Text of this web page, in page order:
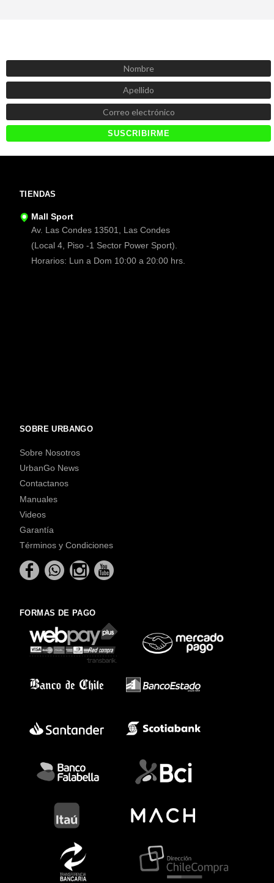
TIENDAS
Mall Sport
Av. Las Condes 13501, Las Condes
(Local 4, Piso -1 Sector Power Sport).
Horarios: Lun a Dom 10:00 a 20:00 hrs.
SOBRE URBANGO
Sobre Nosotros
UrbanGo News
Contactanos
Manuales
Videos
Garantía
Términos y Condiciones
FORMAS DE PAGO